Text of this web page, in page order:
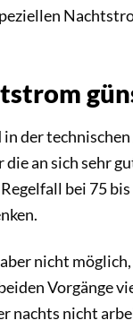
der
an sich sehr
bei 75
nicht
Vorgänge
nachts nicht